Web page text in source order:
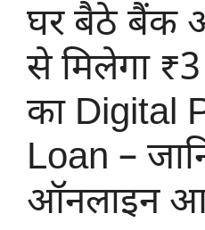
घर बैठे बैंक
से मिलेगा
का Digital
Loan –
ऑनलाइन